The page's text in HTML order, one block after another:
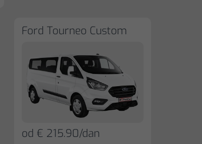
Ford Tourneo Custom
od € 215.90/dan